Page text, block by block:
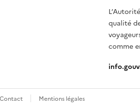
qualité
comme
Contact Mentions légales